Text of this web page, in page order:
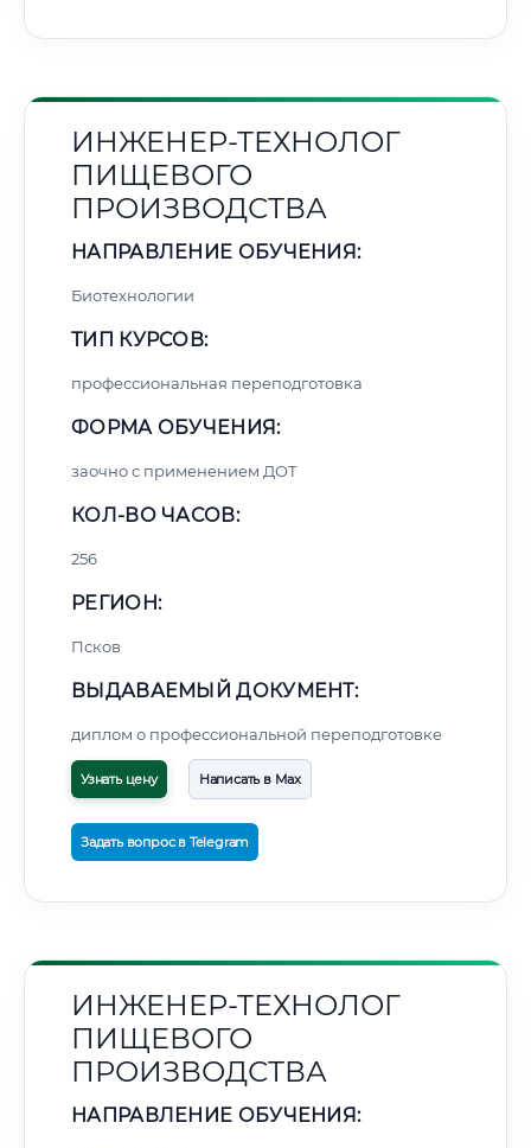
ИНЖЕНЕР-ТЕХНОЛОГ
ПИЩЕВОГО
ПРОИЗВОДСТВА
НАПРАВЛЕНИЕ ОБУЧЕНИЯ:
Биотехнологии
ТИП КУРСОВ:
профессиональная переподготовка
ФОРМА ОБУЧЕНИЯ:
заочно с применением ДОТ
КОЛ-ВО ЧАСОВ:
256
РЕГИОН:
Псков
ВЫДАВАЕМЫЙ ДОКУМЕНТ:
диплом о профессиональной переподготовке
Узнать цену Написать в Max
Задать вопрос в Telegram
ИНЖЕНЕР-ТЕХНОЛОГ
ПИЩЕВОГО
ПРОИЗВОДСТВА
НАПРАВЛЕНИЕ ОБУЧЕНИЯ: